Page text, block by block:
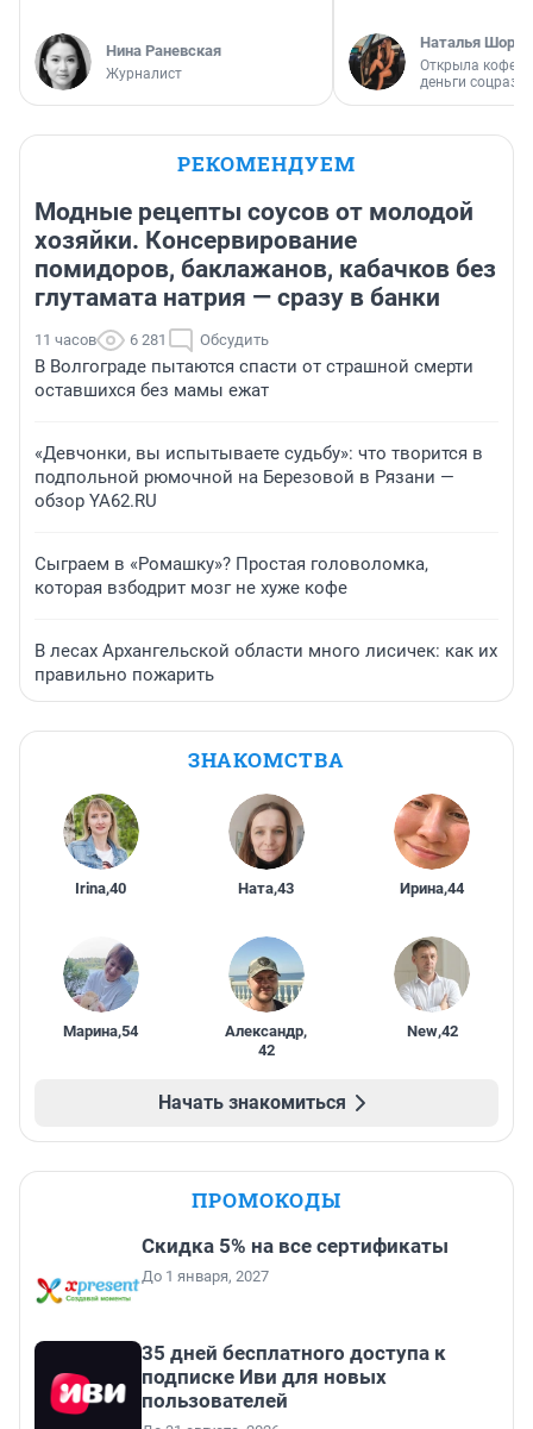
Нина Раневская
Журналист
Наталья
Открыла
деньги
РЕКОМЕНДУЕМ
Модные рецепты соусов от молодой
хозяйки. Консервирование
помидоров, баклажанов, кабачков без
глутамата натрия — сразу в банки
11 часов 6 281 Обсудить
В Волгограде пытаются спасти от страшной смерти
оставшихся без мамы ежат
«Девчонки, вы испытываете судьбу»: что творится в
подпольной рюмочной на Березовой в Рязани —
обзор YA62.RU
Сыграем в «Ромашку»? Простая головоломка,
которая взбодрит мозг не хуже кофе
В лесах Архангельской области много лисичек: как их
правильно пожарить
ЗНАКОМСТВА
Irina,40 Ната,43 Ирина,44
Марина,54 Александр,
42
New,42
Начать знакомиться
ПРОМОКОДЫ
Скидка 5% на все сертификаты
До 1 января, 2027
35 дней бесплатного доступа к
подписке Иви для новых
пользователей